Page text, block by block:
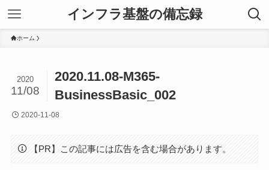
インフラ基盤の備忘録
ホーム
2020.11.08-M365-
BusinessBasic_002
2020
11/08
2020-11-08
【PR】この記事には広告を含む場合があります。